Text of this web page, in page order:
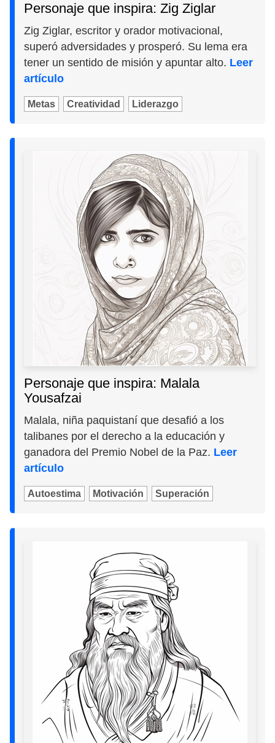
Personaje que inspira: Zig Ziglar
Zig Ziglar, escritor y orador motivacional,
superó adversidades y prosperó. Su lema era
tener un sentido de misión y apuntar alto. Leer
artículo
Metas Creatividad Liderazgo
Personaje que inspira: Malala
Yousafzai
Malala, niña paquistaní que desafió a los
talibanes por el derecho a la educación y
ganadora del Premio Nobel de la Paz. Leer
artículo
Autoestima Motivación Superación